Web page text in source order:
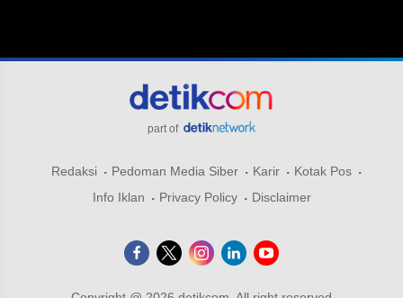
part of
Redaksi Pedoman Media Siber Karir
Kotak Pos
Info Iklan
Privacy Policy Disclaimer